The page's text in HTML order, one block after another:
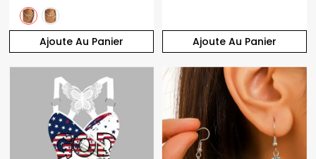
Ajoute Au Panier Ajoute Au Panier